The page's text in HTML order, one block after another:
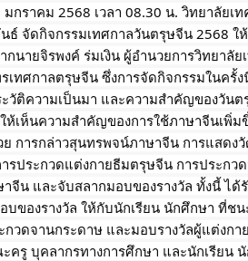
กราคม 2568 เวลา 08.30 น. วิทยาลัยเ
ธ์ จัดกิจกรรมเทศกาลวันตรุษจีน 2568 ใ
กนายจิรพงค์ ร่มเงิน ผู้อำนวยการวิทยาลั
เทศกาลตรุษจีน ซึ่งการจัดกิจกรรมในครั้
วัติความเป็นมา และความสำคัญของวัน
ห้เห็นความสำคัญของการใช้ภาษาจีนเพิ่ม
การกล่าวสุนทรพจน์ภาษาจีน การแสดง
ารประกวดแต่งกายธีมตรุษจีน การประกว
จีน และจับสลากมอบของรางวัล ทั้งนี้ ไ
บของรางวัล ให้กับนักเรียน นักศึกษา ที่ช
กวดจานกระดาษ และมอบรางวัลผู้แต่งก
ครู บุคลากรทางการศึกษา และนักเรียน